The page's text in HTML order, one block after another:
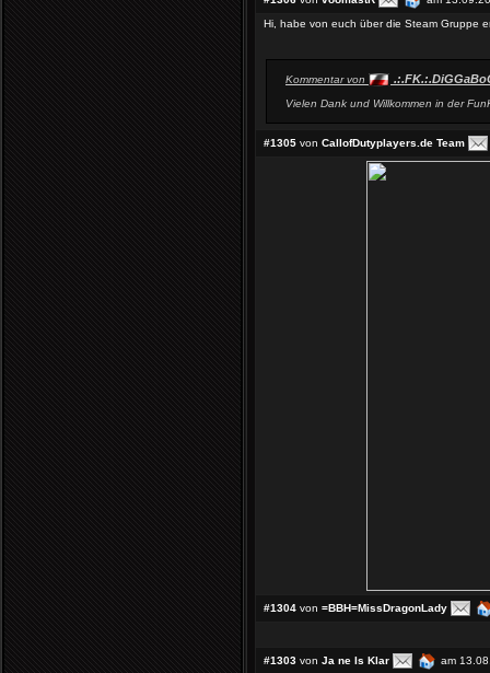
Hi, habe von euch über die Steam Gruppe
Kommentar von
Vielen Dank und Willkommen in der
#1305 von CallofDutyplayers.de Team
#1304 von =BBH=MissDragonLady
#1303 von Ja ne Is Klar am